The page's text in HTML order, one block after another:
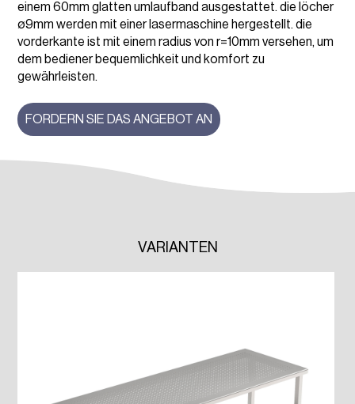
einem 60mm glatten umlaufband ausgestattet. die löcher
ø9mm werden mit einer lasermaschine hergestellt. die
vorderkante ist mit einem radius von r=10mm versehen, um
dem bediener bequemlichkeit und komfort zu
gewährleisten.
FORDERN SIE DAS ANGEBOT AN
VARIANTEN